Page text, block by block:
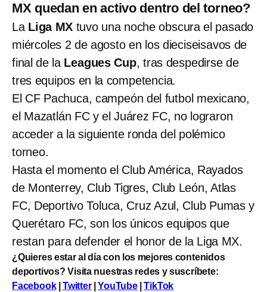
MX quedan en activo dentro del torneo?
La Liga MX tuvo una noche obscura el pasado
miércoles 2 de agosto en los dieciseisavos de
final de la Leagues Cup, tras despedirse de
tres equipos en la competencia.
El CF Pachuca, campeón del futbol mexicano,
el Mazatlán FC y el Juárez FC, no lograron
acceder a la siguiente ronda del polémico
torneo.
Hasta el momento el Club América, Rayados
de Monterrey, Club Tigres, Club León, Atlas
FC, Deportivo Toluca, Cruz Azul, Club Pumas y
Querétaro FC, son los únicos equipos que
restan para defender el honor de la Liga MX.
¿Quieres estar al día con los mejores contenidos
deportivos? Visita nuestras redes y suscríbete:
Facebook|Twitter|YouTube|TikTok